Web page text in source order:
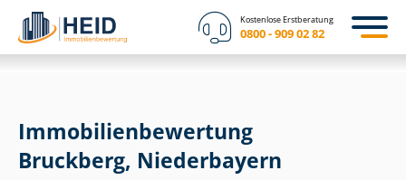
Kostenlose Erstberatung
0800 - 909 02 82
Immobilien­bewertung
Bruckberg, Niederbayern